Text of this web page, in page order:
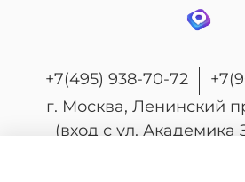
+7(495) 938-70-72
г. Москва, Ленинский
(вход с ул. Академика